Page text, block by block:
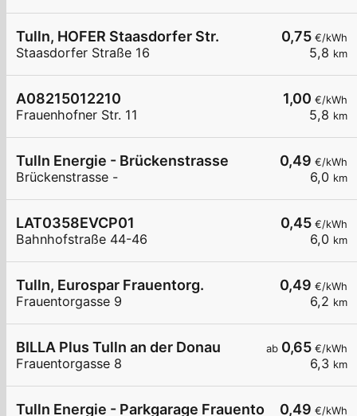
0,75 €/kWh
5,8 km
Tulln, HOFER Staasdorfer Str.
Staasdorfer Straße 16
1,00 €/kWh
5,8 km
A08215012210
Frauenhofner Str. 11
0,49 €/kWh
6,0 km
Tulln Energie - Brückenstrasse
Brückenstrasse -
0,45 €/kWh
6,0 km
LAT0358EVCP01
Bahnhofstraße 44-46
0,49 €/kWh
6,2 km
Tulln, Eurospar Frauentorg.
Frauentorgasse 9
ab 0,65 €/kWh
6,3 km
BILLA Plus Tulln an der Donau
Frauentorgasse 8
0,49 €/kWh
Tulln Energie - Parkgarage Frauentorgasse